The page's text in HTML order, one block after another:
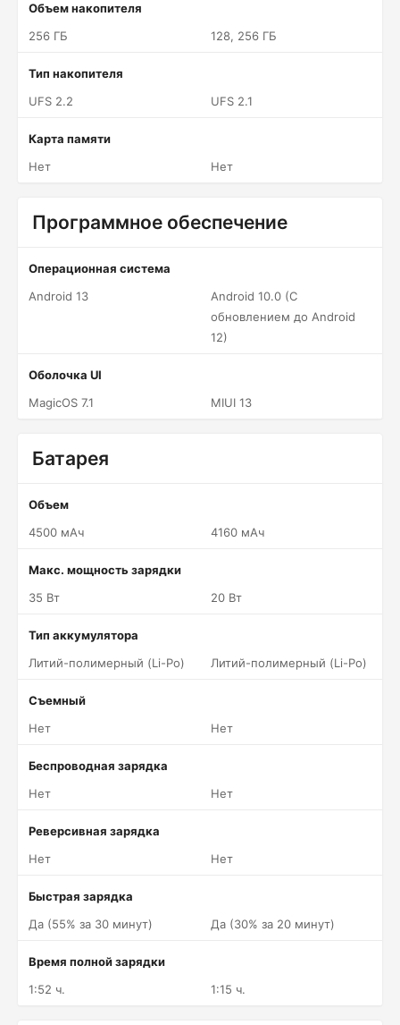
Объем накопителя
256 ГБ
128, 256 ГБ
Тип накопителя
UFS 2.2
UFS 2.1
Карта памяти
Нет
Нет
Программное обеспечение
Операционная система
Android 13
Android 10.0 (С
обновлением до Android
12)
Оболочка UI
MagicOS 7.1
MIUI 13
Батарея
Объем
4500 мАч
4160 мАч
Макс. мощность зарядки
35 Вт
20 Вт
Тип аккумулятора
Литий-полимерный (Li-Po)
Литий-полимерный (Li-Po)
Съемный
Нет
Нет
Беспроводная зарядка
Нет
Нет
Реверсивная зарядка
Нет
Нет
Быстрая зарядка
Да (55% за 30 минут)
Да (30% за 20 минут)
Время полной зарядки
1:52 ч.
1:15 ч.